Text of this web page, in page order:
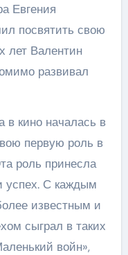
Евгения
посвятить свою
лет Валентин
развивал
в кино началась в
первую роль в
роль принесла
успех. С каждым
известным и
сыграл в таких
войн»,